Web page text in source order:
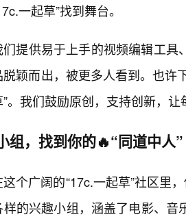
一起草”找到舞台。
们提供易于上手的视频编辑工
脱颖而出，被更多人看到。也许
。我们鼓励原创，支持创新，
组，找到你的🔥“同道中人”
这个广阔的“17c.一起草”社区里
的兴趣小组，涵盖了电影、